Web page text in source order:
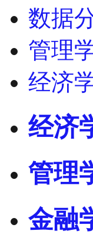
数据
管理
经济
经济
管理
金融